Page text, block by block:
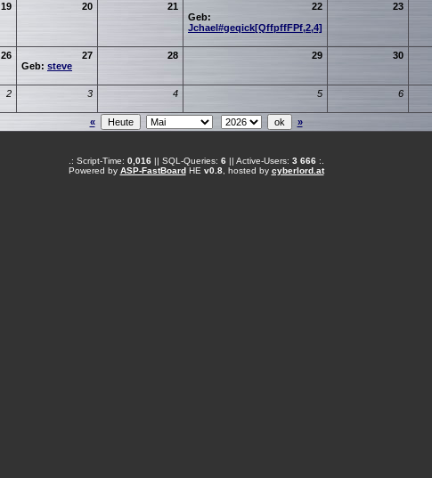
19
20 21
22
Geb:
Jchael#geqick[QffpffFPf,2,4]
23
26
27
Geb: steve
28 29 30
2 3 4 5 6
«
»
.: Script-Time: 0,016|| SQL-Queries: 6|| Active-Users: 3 666:.
Powered by ASP-FastBoardHE v0.8, hosted by cyberlord.at